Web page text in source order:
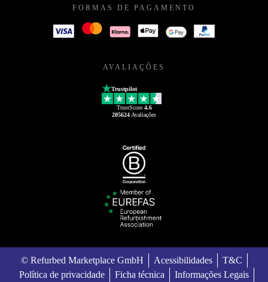
FORMAS DE PAGAMENTO
AVALIAÇÕES
Trustpilot
TrustScore 4.6
205624 Avaliações
© Refurbed Marketplace GmbH Acessibilidades
T&C
Política de privacidade
Ficha técnica Informações Legais